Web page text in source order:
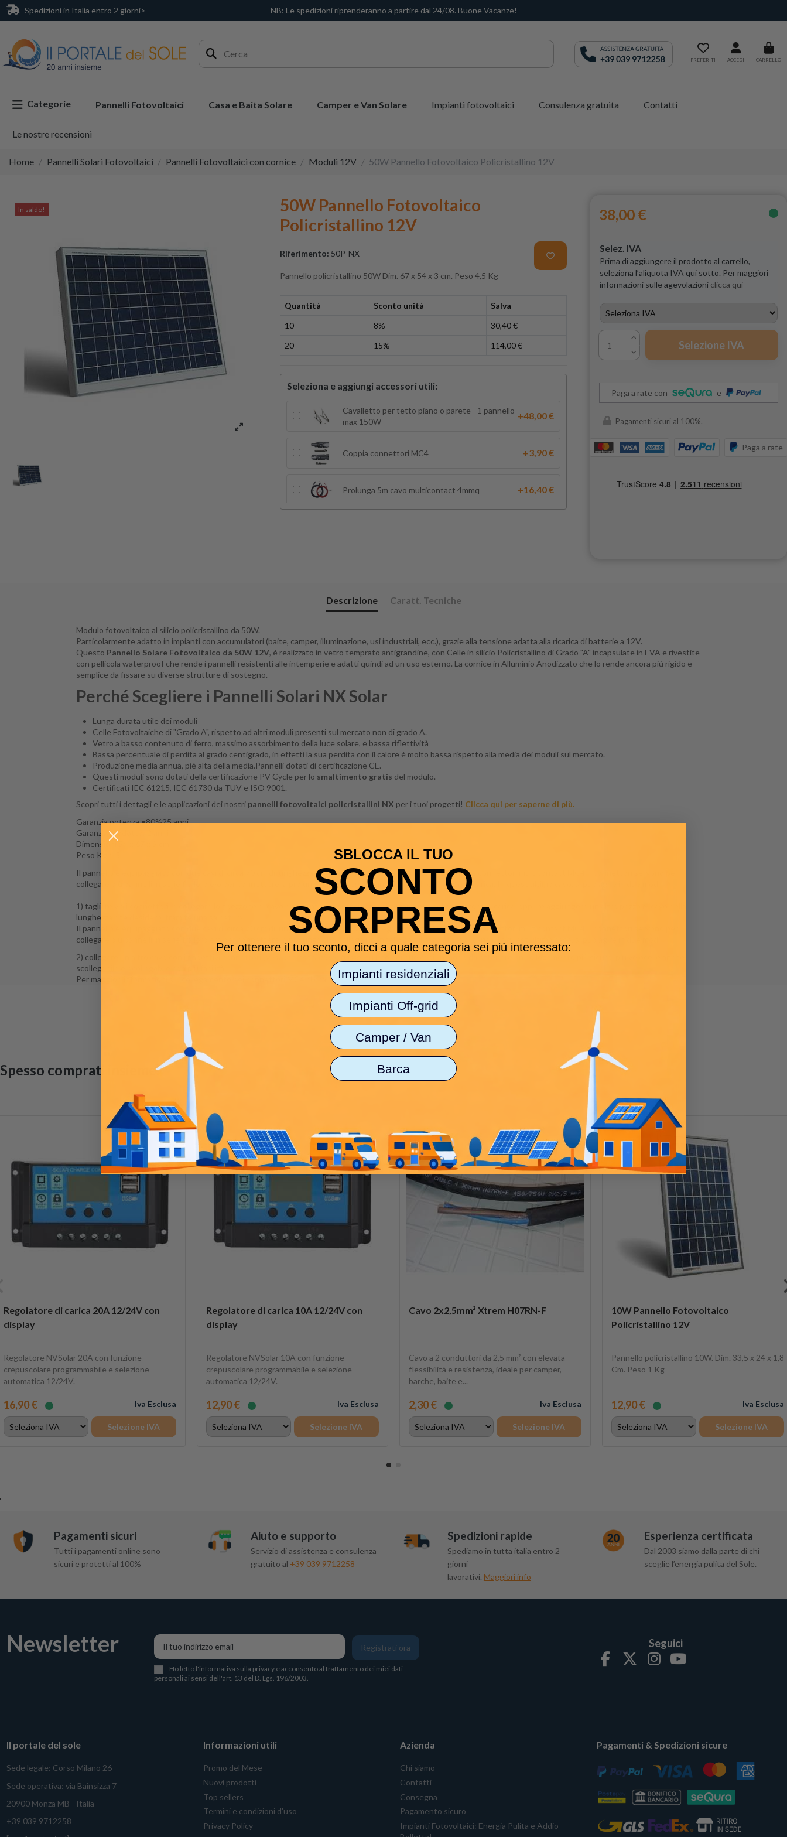
Spedizioni in Italia entro 2 giorni> NB: Le spedizioni riprenderanno a partire dal 24/08. Buone Vacanze!
PREFERITI ACCEDI CARRELLO
Categorie Pannelli Fotovoltaici Casa e Baita Solare Camper e Van Solare Impianti fotovoltaici Consulenza gratuita Contatti
Le nostre recensioni
Home Pannelli Solari Fotovoltaici Pannelli Fotovoltaici con cornice Moduli 12V 50W Pannello Fotovoltaico Policristallino 12V
In saldo!
50W Pannello Fotovoltaico
Policristallino 12V
Riferimento: 50P-NX
Pannello policristallino 50W Dim. 67 x 54 x 3 cm. Peso 4,5 Kg
Quantità Sconto unità
Salva
10
8%
30,40 €
20
15% 114,00 €
Seleziona e aggiungi accessori utili:
Cavalletto per tetto piano o parete - 1 pannello
max 150W
+48,00 €
Coppia connettori MC4 +3,90 €
Prolunga 5m cavo multicontact 4mmq +16,40 €
Regolatore di carica 10A 12/24V MPPT EpSolar EpEver
Triron componibile
Regolatore di carica 15A 12/24V MPPT
+49,50 €
Regolatore di carica 15A 12/24V MPPT
Set di staffe in alluminio per montaggio pannelli
Variante:
38,00 €
Selez. IVA
Prima di aggiungere il prodotto al carrello,
seleziona l’aliquota IVA qui sotto. Per maggiori
informazioni sulle agevolazioni clicca qui
Selezione IVA
Paga a rate con e
Pagamenti sicuri al 100%.
Paga a rate
Descrizione Caratt. Tecniche
Modulo fotovoltaico al silicio policristallino da 50W.
Particolarmente adatto in impianti con accumulatori (baite, camper, illuminazione, usi industriali, ecc.), grazie alla tensione adatta alla ricarica di batterie a 12V.
Questo Pannello Solare Fotovoltaico da 50W 12V, é realizzato in vetro temprato antigrandine, con Celle in silicio Policristallino di Grado "A" incapsulate in EVA e rivestite
con pellicola waterproof che rende i pannelli resistenti alle intemperie e adatti quindi ad un uso esterno. La cornice in Alluminio Anodizzato che lo rende ancora più rigido e
semplice da fissare su diverse strutture di sostegno.
Perché Scegliere i Pannelli Solari NX Solar
Lunga durata utile dei moduli
Celle Fotovoltaiche di "Grado A", rispetto ad altri moduli presenti sul mercato non di grado A.
Vetro a basso contenuto di ferro, massimo assorbimento della luce solare, e bassa riflettività
Bassa percentuale di perdita al grado centigrado, in effetti la sua perdita con il calore é molto bassa rispetto alla media dei moduli sul mercato.
Produzione media annua, pié alta della media.Pannelli dotati di certificazione CE.
Questi moduli sono dotati della certificazione PV Cycle per lo smaltimento gratis del modulo.
Certificati IEC 61215, IEC 61730 da TUV e ISO 9001.
Scopri tutti i dettagli e le applicazioni dei nostri pannelli fotovoltaici policristallini NX per i tuoi progetti! Clicca qui per saperne di più.
Garanzia potenza =80%25 anni
Garanzia prodotto: 2 anni
Dimensioni 54 x 67 x 3 cm
Peso Kg 4,5
Il pannello è equipaggiato con due cavi di circa 70 cm di lunghezza (un positivo e un negativo) intestati con due
collegare più pannelli in serie fra loro e/o per connettere la prolunga che collega il pannello con il regolatore di carica. In quest'ultimo caso, si può agire in due modi:
1) tagliare via i connettori, e collegare lo spezzone di cavo rimanente (se sufficiente) direttamente nel regolatore di carica, oppure aggiungere un altro pezzo di cavo della
lunghezza che desidero, tramite una saldatura.
Il pannello è equipaggiato con due cavi di circa 70 cm di lunghezza (un positivo e un negativo) intestati con due connettori multicontact MC4
collegare più pannelli in serie fra loro e/o per connettere la prolunga che collega il pannello con il regolatore di carica. In quest'ultimo caso, si può agire in due modi:
2) collegare un altro cavo con i rispettivi connettori (
) su uno dei due capi, in modo da ottenere un collegamento più sicuro, più veloce, e anche
scollegabile e ricollegabile con più facilità.
Per maggiori informazioni sul collegamento dei connettori MC4 clicca qui .
Spesso comprati insieme:
Regolatore di carica 20A 12/24V con
display
Regolatore NVSolar 20A con funzione
crepuscolare programmabile e selezione
automatica 12/24V.
16,90 € Iva Esclusa
Selezione IVA
Regolatore di carica 10A 12/24V con
display
Regolatore NVSolar 10A con funzione
crepuscolare programmabile e selezione
automatica 12/24V.
12,90 € Iva Esclusa
Selezione IVA
Cavo 2x2,5mm² Xtrem H07RN-F
Cavo a 2 conduttori da 2,5 mm² con elevata
flessibilità e resistenza, ideale per camper,
barche, baite e...
2,30 € Iva Esclusa
Selezione IVA
IN SALDO!
10W Pannello Fotovoltaico
Policristallino 12V
Pannello policristallino 10W. Dim. 33,5 x 24 x 1,8
Cm. Peso 1 Kg
12,90 € Iva Esclusa
Selezione IVA
Pagamenti sicuri
Tutti i pagamenti online sono
sicuri e protetti al 100%
Aiuto e supporto
Servizio di assistenza e consulenza
gratuito al +39 039 9712258
Spedizioni rapide
Spediamo in tutta italia entro 2
giorni
lavorativi. Maggiori info
Esperienza certificata
Dal 2003 siamo dalla parte di chi
sceglie l’energia pulita del Sole.
Newsletter Registrati ora
Ho letto l'informativa sulla privacye acconsento al trattamento dei miei dati
personali ai sensi dell'art. 13 del D. Lgs. 196/2003.
Seguici
Il portale del sole
Sede legale: Corso Milano 26
Sede operativa: via Bainsizza 7
20900 Monza MB - Italia
+39 039 9712258
Informazioni utili
Promo del Mese
Nuovi prodotti
Top sellers
Termini e condizioni d'uso
Privacy Policy
Azienda
Chi siamo
Contatti
Consegna
Pagamento sicuro
Impianti Fotovoltaici: Energia Pulita e Addio
Pagamenti & Spedizioni sicure
SBLOCCA IL TUO
SCONTO
SORPRESA
Per ottenere il tuo sconto, dicci a quale categoria sei più interessato:
Impianti residenziali
Impianti Off-grid
Camper / Van
Barca